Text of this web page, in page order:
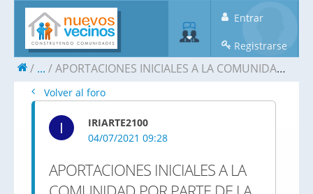
Entrar
Registrarse
... APORTACIONES INICIALES A LA COMUNIDAD POR PARTE DE LA PROMOTORA
Volver al foro
I
IRIARTE2100
04/07/2021 09:28
APORTACIONES INICIALES A LA